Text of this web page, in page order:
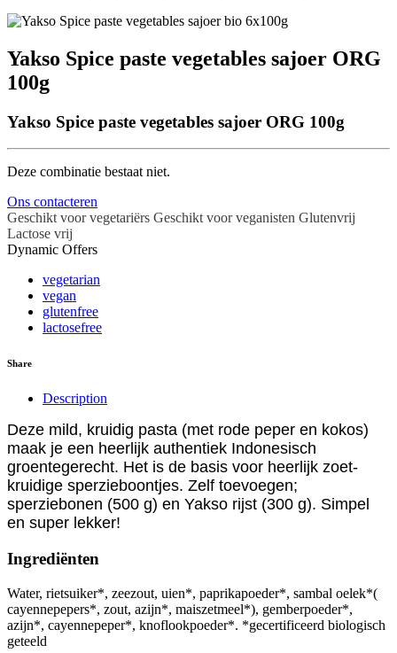
Yakso Spice paste vegetables sajoer ORG
100g
Yakso Spice paste vegetables sajoer ORG 100g
Deze combinatie bestaat niet.
Ons contacteren
Geschikt voor vegetariërs Geschikt voor veganisten Glutenvrij
Lactose vrij
Dynamic Offers
vegetarian
vegan
glutenfree
lactosefree
Share
Description
Deze mild, kruidig pasta (met rode peper en kokos)
maak je een heerlijk authentiek Indonesisch
groentegerecht. Het is de basis voor heerlijk zoet-
kruidige sperzieboontjes. Zelf toevoegen;
sperziebonen (500 g) en Yakso rijst (300 g). Simpel
en super lekker!
Ingrediënten
Water, rietsuiker*, zeezout, uien*, paprikapoeder*, sambal oelek*(
cayennepepers*, zout, azijn*, maiszetmeel*), gemberpoeder*,
azijn*, cayennepeper*, knoflookpoeder*. *gecertificeerd biologisch
geteeld